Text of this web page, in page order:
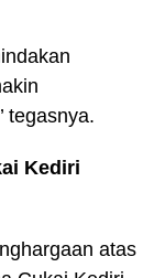
tegasnya.
Kediri
atas